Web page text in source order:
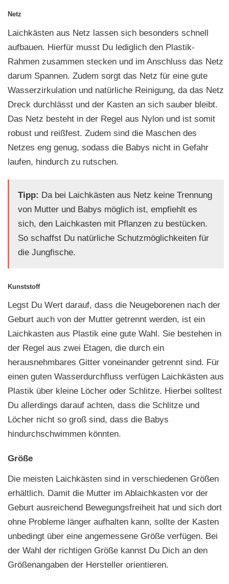
Netz
Laichkästen aus Netz lassen sich besonders schnell
aufbauen. Hierfür musst Du lediglich den Plastik-
Rahmen zusammen stecken und im Anschluss das Netz
darum Spannen. Zudem sorgt das Netz für eine gute
Wasserzirkulation und natürliche Reinigung, da das Netz
Dreck durchlässt und der Kasten an sich sauber bleibt.
Das Netz besteht in der Regel aus Nylon und ist somit
robust und reißfest. Zudem sind die Maschen des
Netzes eng genug, sodass die Babys nicht in Gefahr
laufen, hindurch zu rutschen.
Tipp: Da bei Laichkästen aus Netz keine Trennung
von Mutter und Babys möglich ist, empfiehlt es
sich, den Laichkasten mit Pflanzen zu bestücken.
So schaffst Du natürliche Schutzmöglichkeiten für
die Jungfische.
Kunststoff
Legst Du Wert darauf, dass die Neugeborenen nach der
Geburt auch von der Mutter getrennt werden, ist ein
Laichkasten aus Plastik eine gute Wahl. Sie bestehen in
der Regel aus zwei Etagen, die durch ein
herausnehmbares Gitter voneinander getrennt sind. Für
einen guten Wasserdurchfluss verfügen Laichkästen aus
Plastik über kleine Löcher oder Schlitze. Hierbei solltest
Du allerdings darauf achten, dass die Schlitze und
Löcher nicht so groß sind, dass die Babys
hindurchschwimmen könnten.
Größe
Die meisten Laichkästen sind in verschiedenen Größen
erhältlich. Damit die Mutter im Ablaichkasten vor der
Geburt ausreichend Bewegungsfreiheit hat und sich dort
ohne Probleme länger aufhalten kann, sollte der Kasten
unbedingt über eine angemessene Größe verfügen. Bei
der Wahl der richtigen Größe kannst Du Dich an den
Größenangaben der Hersteller orientieren.